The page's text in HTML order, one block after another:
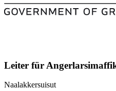
Leiter für
Naalakkersuisut